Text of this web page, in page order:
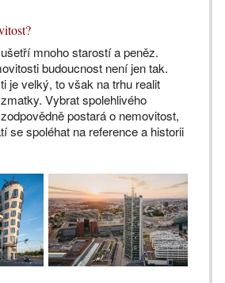
mnoho starostí a peněz.
budoucnost není jen tak.
je velký, to však na trhu realit
Vybrat spolehlivého
postará o nemovitost,
se spoléhat na reference a historii